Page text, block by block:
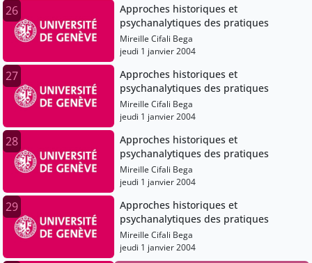
26
Approches historiques et
psychanalytiques des pratiques
Mireille Cifali Bega
jeudi 1 janvier 2004
27
Approches historiques et
psychanalytiques des pratiques
Mireille Cifali Bega
jeudi 1 janvier 2004
28
Approches historiques et
psychanalytiques des pratiques
Mireille Cifali Bega
jeudi 1 janvier 2004
29
Approches historiques et
psychanalytiques des pratiques
Mireille Cifali Bega
jeudi 1 janvier 2004